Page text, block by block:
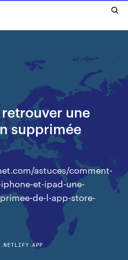
une
supprimée
astuces/comment-
et-ipad-une-
de-l-app-store-